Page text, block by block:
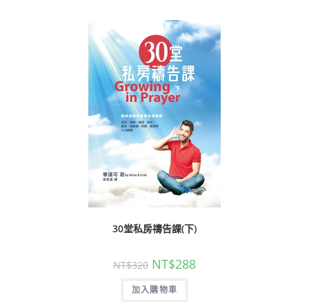
30堂私房禱告課(下)
NT$320 NT$288
加入購物車